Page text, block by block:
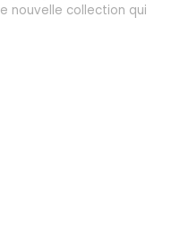
nouvelle collection qui